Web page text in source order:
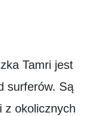
Tamri jest
surferów. Są
z okolicznych